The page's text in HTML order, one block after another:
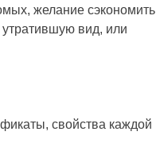
желание сэкономить
вид, или
свойства каждой